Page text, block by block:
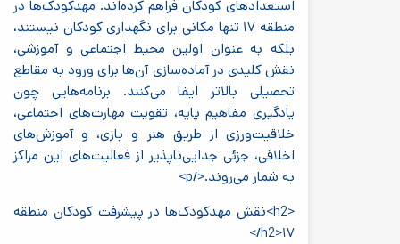
استعدادهای کودکان فراهم کرده‌اند. مهدکودک‌ها در
منطقه ۱۷ تنها مکانی برای نگهداری کودکان نیستند،
بلکه به عنوان اولین محیط اجتماعی و آموزشی،
نقش کلیدی در آماده‌سازی آن‌ها برای ورود به مقاطع
تحصیلی بالاتر ایفا می‌کنند. برنامه‌هایی چون
یادگیری مفاهیم پایه، تقویت مهارت‌های اجتماعی،
خلاقیت‌ورزی از طریق هنر و بازی، و آموزش‌های
اخلاقی، جزئی جدایی‌ناپذیر از فعالیت‌های این مراکز
به شمار می‌روند.</p>
<h2>نقش مهدکودک‌ها در پیشرفت کودکان منطقه
۱۷<‎/h2>